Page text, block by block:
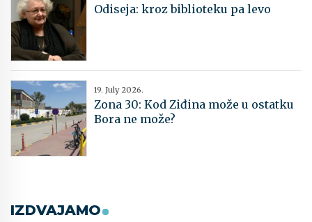
Odiseja: kroz biblioteku pa levo
19. July 2026.
Zona 30: Kod Ziđina može u ostatku
Bora ne može?
IZDVAJAMO